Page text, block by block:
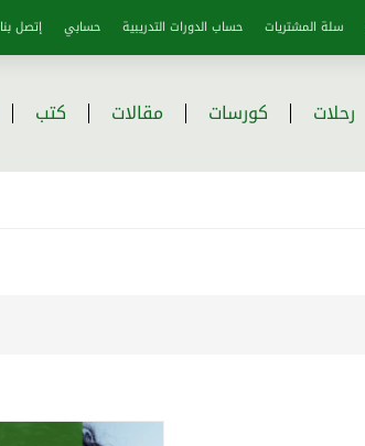
سلة المشتريات حساب الدورات التدريبية حسابي إتصل بنا
رحلات كورسات مقالات كتب